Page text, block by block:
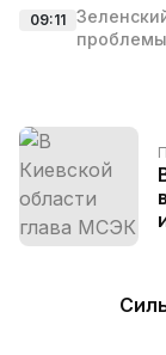
09:11